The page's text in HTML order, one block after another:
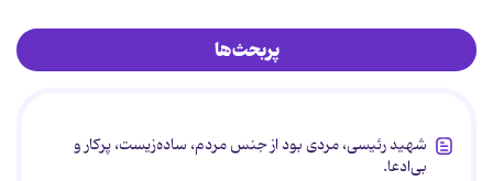
پربحث‌ها
شهید رئیسی، مردی بود از جنس مردم، ساده‌زیست، پرکار و
بی‌ادعا.